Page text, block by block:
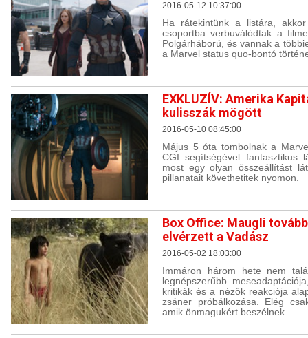
2016-05-12 10:37:00
Ha rátekintünk a listára,
csoportba verbuválódtak a
Polgárháború, és vannak a
a Marvel status quo-bontó
EXKLUZÍV: Amerika
kulisszák mögött
2016-05-10 08:45:00
Május 5 óta tombolnak a
CGI segítségével fantasztikus
most egy olyan összeállítást
pillanatait követhetitek nyomon.
Box Office: Maugli
elvérzett a Vadász
2016-05-02 18:03:00
Immáron három hete nem
legnépszerűbb
kritikák és a nézők reakciója
zsáner próbálkozása. Elég
amik önmagukért beszélnek.